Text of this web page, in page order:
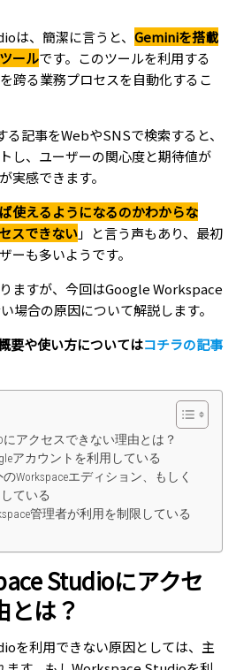
は、簡潔に言うと、 Geminiを搭載
ールです。このツールを利用する
跨る業務プロセスを自動化するこ
記事をWebやSNSで検索すると、
し、ユーザーの関心度と期待値が
実感できます。
使えるようになるのかわからな
スできない」と言う声もあり、最初
ーも多いようです。
ますが、今回はGoogle Workspace
場合の原因について解説します。
や使い方についてはコチラの記事
にアクセスできない理由とは？
アカウントを利用している
Workspaceエディション、もしく
ている
管理者が利用を制限している
Studioにアクセ
とは？
を利用できない原因としては、主